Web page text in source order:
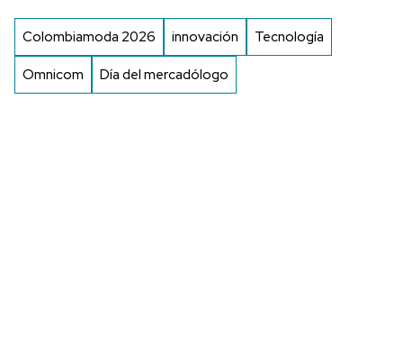
Colombiamoda 2026 innovación Tecnología
Omnicom Día del mercadólogo